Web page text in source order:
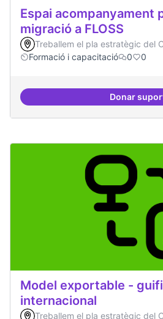
Espai acompanyament
migració a FLOSS
Treballem el pla estratègic del
Formació i capacitació
0 0
DonarEspai
Model exportable -
internacional
Treballem el pla estratègic del